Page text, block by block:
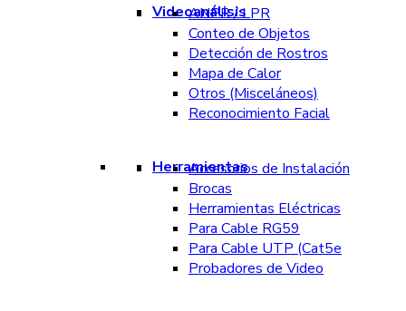
Videoanálisis
ANPR / LPR
Conteo de Objetos
Detección de Rostros
Mapa de Calor
Otros (Misceláneos)
Reconocimiento Facial
Herramientas
Accesorios de Instalación
Brocas
Herramientas Eléctricas
Para Cable RG59
Para Cable UTP (Cat5e
Probadores de Video